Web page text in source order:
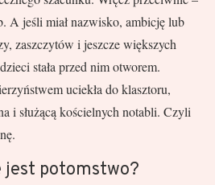
A jeśli miał nazwisko, ambicję lub
zaszczytów i jeszcze większych
stała przed nim otworem.
uciekła do klasztoru,
i służącą kościelnych notabli. Czyli
jest potomstwo?